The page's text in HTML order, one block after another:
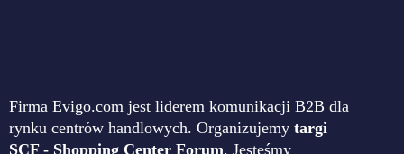
Firma Evigo.com jest liderem komunikacji B2B dla
rynku centrów handlowych. Organizujemy targi
SCF - Shopping Center Forum. Jesteśmy